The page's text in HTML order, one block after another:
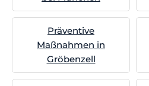
Präventive
Maßnahmen in
Gröbenzell